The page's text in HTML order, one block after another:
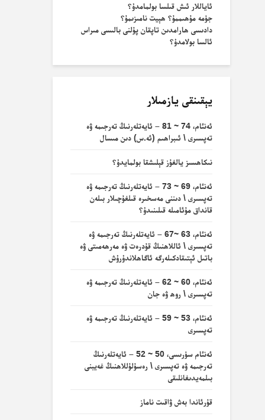
ئاياللار ئىش قىلسا بولمامدۇ؟
جۈمە مۇھىممۇ؟ ھېيت نامىزىمۇ؟
دادىسى ھارامدىن تاپقان پۇلنى بالىسى مىراس
ئالسا بولامدۇ؟
يېقىنقى يازمىلار
ئەنئام، 74 ~ 81 – ئايەتلەرنىڭ تەرجىمە ۋە
تەپسىرى \ ئىبراھىم (ئە.س) دىن مىسال
نىكاھسىز يالغۇز قېلىشقا بولمايدۇ؟
ئەنئام، 69 ~ 73 – ئايەتلەرنىڭ تەرجىمە ۋە
تەپسىرى \ دىننى مەسخىرە قىلغۇچىلار بىلەن
قانداق مۇئامىلە قىلىنىدۇ؟
ئەنئام، 63 ~67 – ئايەتلەرنىڭ تەرجىمە ۋە
تەپسىرى \ ئاللاھنىڭ قۇدرەت ۋە مەرھەمىتى ۋە
باتىل ئېتىقادكىلەرگە ئاگاھلاندۇرۇش
ئەنئام، 60 ~ 62 – ئايەتلەرنىڭ تەرجىمە ۋە
تەپسىرى \ روھ ۋە جان
ئەنئام، 53 ~ 59 – ئايەتلەرنىڭ تەرجىمە ۋە
تەپسىرى
ئەنئام سۈرىسى، 50 ~ 52 – ئايەتلەرنىڭ
تەرجىمە ۋە تەپسىرى \ رەسۇلۇللاھنىڭ غەيبنى
بىلمەيدىغانلىقى
قۇرئاندا بەش ۋاقىت ناماز